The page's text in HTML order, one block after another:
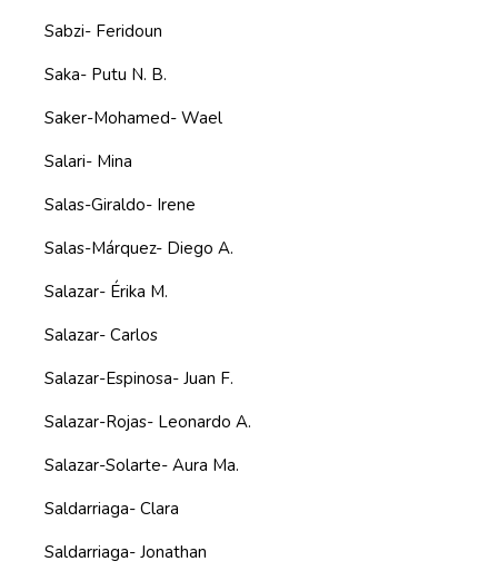
Sabzi- Feridoun
Saka- Putu N. B.
Saker-Mohamed- Wael
Salari- Mina
Salas-Giraldo- Irene
Salas-Márquez- Diego A.
Salazar- Érika M.
Salazar- Carlos
Salazar-Espinosa- Juan F.
Salazar-Rojas- Leonardo A.
Salazar-Solarte- Aura Ma.
Saldarriaga- Clara
Saldarriaga- Jonathan